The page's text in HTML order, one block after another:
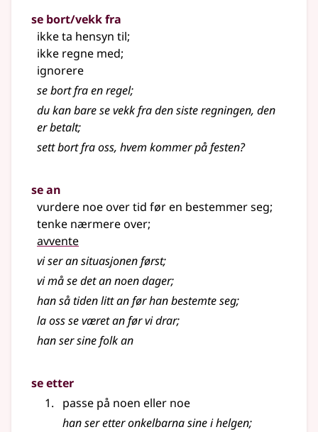
se bort/vekk fra
ikke ta hensyn til;
ikke regne med;
ignorere
se bort fra en regel;
du kan bare se vekk fra den siste regningen, den
er betalt;
sett bort fra oss, hvem kommer på festen?
se an
vurdere noe over tid før en bestemmer seg;
tenke nærmere over;
avvente
vi ser an situasjonen først;
vi må se det an noen dager;
han så tiden litt an før han bestemte seg;
la oss se været an før vi drar;
han ser sine folk an
se etter
passe på noen eller noe
han ser etter onkelbarna sine i helgen;